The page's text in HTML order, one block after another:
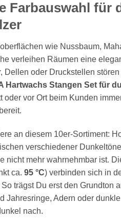
Farbauswahl für
wie Nussbaum,
verleihen Räumen eine
Dellen oder Druckstellen
Hartwachs Stangen Set für
oder vor Ort beim Kunden
an diesem 10er-Sortiment:
verschiedener
nicht mehr wahrnehmbar ist.
ca. 95 °C) verbinden sich in
trägst Du erst den Grundton
Jahresringe, Adern oder
nach.